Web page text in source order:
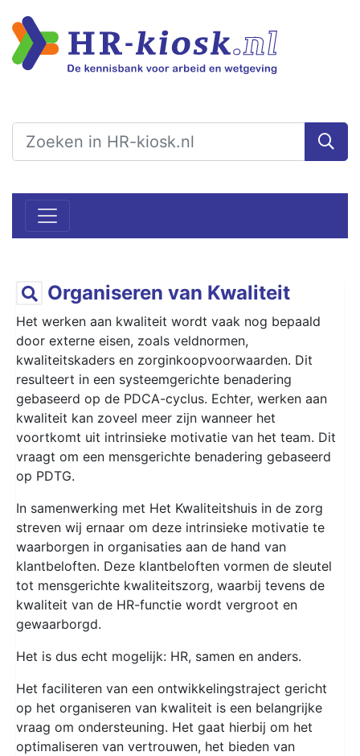
Organiseren van Kwaliteit
Het werken aan kwaliteit wordt vaak nog bepaald
door externe eisen, zoals veldnormen,
kwaliteitskaders en zorginkoopvoorwaarden. Dit
resulteert in een systeemgerichte benadering
gebaseerd op de PDCA-cyclus. Echter, werken aan
kwaliteit kan zoveel meer zijn wanneer het
voortkomt uit intrinsieke motivatie van het team. Dit
vraagt om een mensgerichte benadering gebaseerd
op PDTG.
In samenwerking met Het Kwaliteitshuis in de zorg
streven wij ernaar om deze intrinsieke motivatie te
waarborgen in organisaties aan de hand van
klantbeloften. Deze klantbeloften vormen de sleutel
tot mensgerichte kwaliteitszorg, waarbij tevens de
kwaliteit van de HR-functie wordt vergroot en
gewaarborgd.
Het is dus echt mogelijk: HR, samen en anders.
Het faciliteren van een ontwikkelingstraject gericht
op het organiseren van kwaliteit is een belangrijke
vraag om ondersteuning. Het gaat hierbij om het
optimaliseren van vertrouwen, het bieden van